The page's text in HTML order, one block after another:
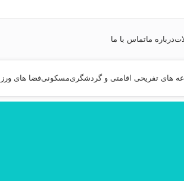
درباره ماتماس با ما
های تفریحی اقامتی و گردشگریمسکونیفضا های